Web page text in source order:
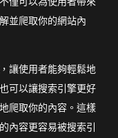
並爬取你的網站內
讓使用者能夠輕鬆地
可以讓搜索引擎更好
爬取你的內容。這樣
內容更容易被搜索引